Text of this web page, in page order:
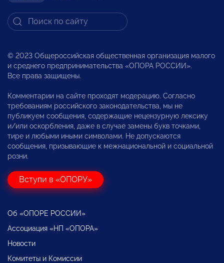
© 2023 Общероссийская общественная организация малого
и среднего предпринимательства «ОПОРА РОССИИ».
Все права защищены.
Комментарии на сайте проходят модерацию. Согласно
требованиям российского законодательства, мы не
публикуем сообщения, содержащие нецензурную лексику
и/или оскорбления, даже в случае замены букв точками,
тире и любыми иными символами. Не допускаются
сообщения, призывающие к межнациональной и социальной
розни.
Вступи в «ОПОРУ»
Об «ОПОРЕ РОССИИ»
Ассоциация «НП «ОПОРА»
Новости
Комитеты и Комиссии